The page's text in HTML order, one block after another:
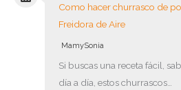
Como hacer churrasco de
Freidora de Aire
MamySonia
Si buscas una receta fácil,
día a día, estos churrascos…